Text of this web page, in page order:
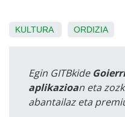
KULTURA ORDIZIA
Egin GITBkide
aplikazioan eta
abantailaz eta